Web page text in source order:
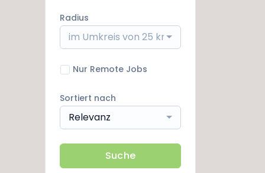
Radius
im Umkreis von 25 km
Nur Remote Jobs
Sortiert nach
Relevanz
Suche